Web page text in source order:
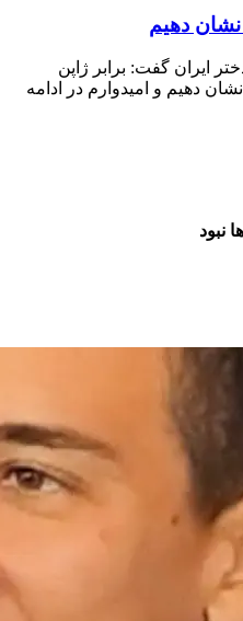
دهیم
ایران گفت: برابر ژاپن
دهیم و امیدوارم در ادامه
نبود